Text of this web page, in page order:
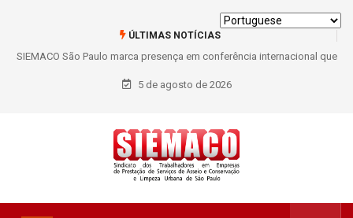
ÚLTIMAS NOTÍCIAS
presença em conferência internacional que
do setor de limpeza e segurança
Trabalho de base
5 de agosto de 2026